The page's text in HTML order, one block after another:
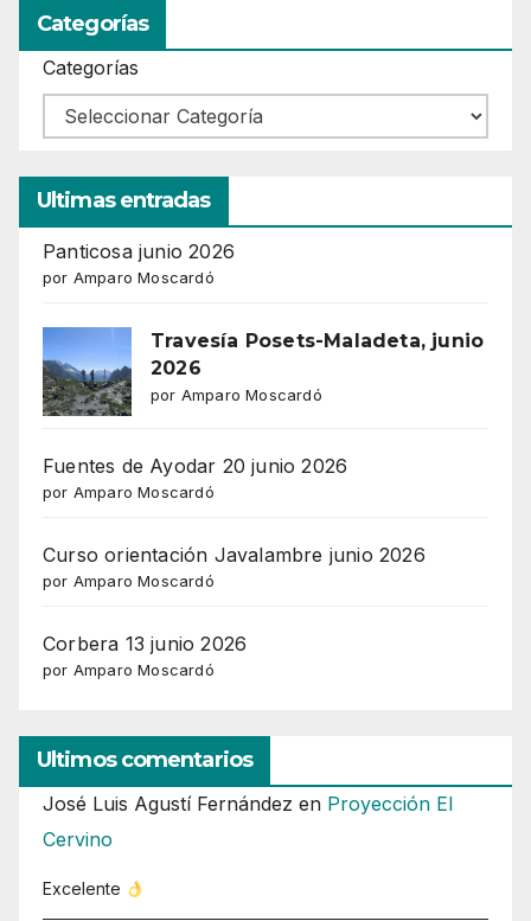
Categorías
Categorías
Ultimas entradas
Panticosa junio 2026
por Amparo Moscardó
Travesía Posets-Maladeta, junio
2026
por Amparo Moscardó
Fuentes de Ayodar 20 junio 2026
por Amparo Moscardó
Curso orientación Javalambre junio 2026
por Amparo Moscardó
Corbera 13 junio 2026
por Amparo Moscardó
Ultimos comentarios
José Luis Agustí Fernández en Proyección El
Cervino
Excelente